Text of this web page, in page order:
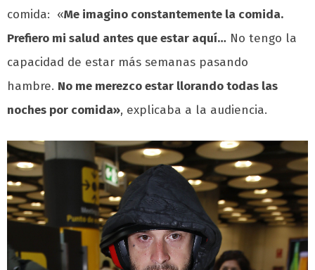
comida: «Me imagino constantemente la comida.
Prefiero mi salud antes que estar aquí… No tengo la
capacidad de estar más semanas pasando
hambre. No me merezco estar llorando todas las
noches por comida», explicaba a la audiencia.